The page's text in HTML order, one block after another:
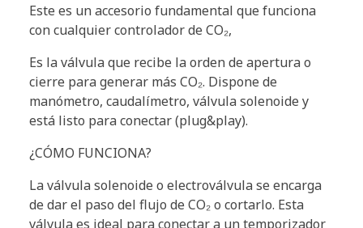
Este es un accesorio fundamental que funciona
con cualquier controlador de CO₂,
Es la válvula que recibe la orden de apertura o
cierre para generar más CO₂. Dispone de
manómetro, caudalímetro, válvula solenoide y
está listo para conectar (plug&play).
¿CÓMO FUNCIONA?
La válvula solenoide o electroválvula se encarga
de dar el paso del flujo de CO₂ o cortarlo. Esta
válvula es ideal para conectar a un temporizador